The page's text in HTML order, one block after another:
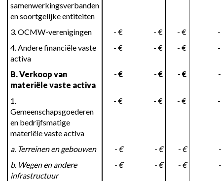
samenwerkingsverbanden
en soortgelijke entiteiten
3. OCMW-verenigingen - € - € - €
4. Andere financiële vaste
activa
- € - € - €
B. Verkoop van
materiële vaste activa
- € - € - €
1.
Gemeenschapsgoederen
en bedrijfsmatige
materiële vaste activa
- € - € - €
a. Terreinen en gebouwen - € - € - €
b. Wegen en andere
infrastructuur
- € - € - €